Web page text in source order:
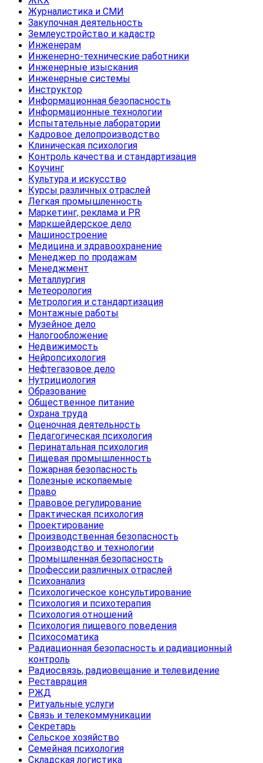
Журналистика и СМИ
Закупочная деятельность
Землеустройство и кадастр
Инженерам
Инженерно-технические работники
Инженерные изыскания
Инженерные системы
Инструктор
Информационная безопасность
Информационные технологии
Испытательные лаборатории
Кадровое делопроизводство
Клиническая психология
Контроль качества и стандартизация
Коучинг
Культура и искусство
Курсы различных отраслей
Легкая промышленность
Маркетинг, реклама и PR
Маркшейдерское дело
Машиностроение
Медицина и здравоохранение
Менеджер по продажам
Менеджмент
Металлургия
Метеорология
Метрология и стандартизация
Монтажные работы
Музейное дело
Налогообложение
Недвижимость
Нейропсихология
Нефтегазовое дело
Нутрициология
Образование
Общественное питание
Охрана труда
Оценочная деятельность
Педагогическая психология
Перинатальная психология
Пищевая промышленность
Пожарная безопасность
Полезные ископаемые
Право
Правовое регулирование
Практическая психология
Проектирование
Производственная безопасность
Производство и технологии
Промышленная безопасность
Профессии различных отраслей
Психоанализ
Психологическое консультирование
Психология и психотерапия
Психология отношений
Психология пищевого поведения
Психосоматика
Радиационная безопасность и радиационный
контроль
Радиосвязь, радиовещание и телевидение
Реставрация
РЖД
Ритуальные услуги
Связь и телекоммуникации
Секретарь
Сельское хозяйство
Семейная психология
Складская логистика